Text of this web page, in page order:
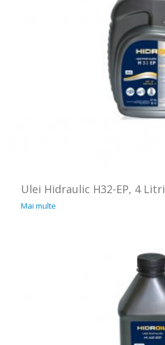
Ulei Hidraulic H32-EP, 4 Litri
Mai multe